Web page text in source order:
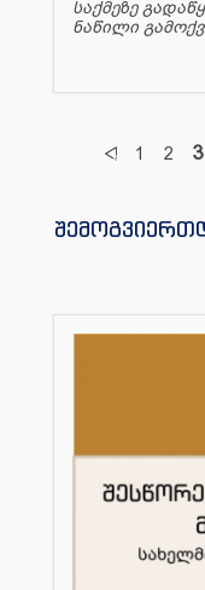
საქმეზე
ნაწილი
1 2 3